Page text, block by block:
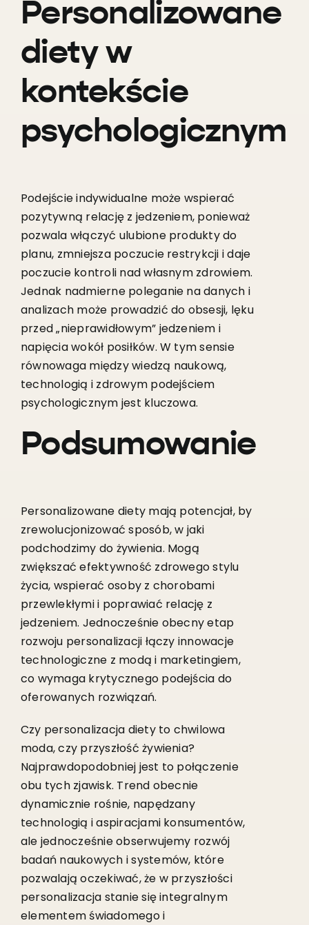
Personalizowane
diety w
kontekście
psychologicznym
Podejście indywidualne może wspierać
pozytywną relację z jedzeniem, ponieważ
pozwala włączyć ulubione produkty do
planu, zmniejsza poczucie restrykcji i daje
poczucie kontroli nad własnym zdrowiem.
Jednak nadmierne poleganie na danych i
analizach może prowadzić do obsesji, lęku
przed „nieprawidłowym” jedzeniem i
napięcia wokół posiłków. W tym sensie
równowaga między wiedzą naukową,
technologią i zdrowym podejściem
psychologicznym jest kluczowa.
Podsumowanie
Personalizowane diety mają potencjał, by
zrewolucjonizować sposób, w jaki
podchodzimy do żywienia. Mogą
zwiększać efektywność zdrowego stylu
życia, wspierać osoby z chorobami
przewlekłymi i poprawiać relację z
jedzeniem. Jednocześnie obecny etap
rozwoju personalizacji łączy innowacje
technologiczne z modą i marketingiem,
co wymaga krytycznego podejścia do
oferowanych rozwiązań.
Czy personalizacja diety to chwilowa
moda, czy przyszłość żywienia?
Najprawdopodobniej jest to połączenie
obu tych zjawisk. Trend obecnie
dynamicznie rośnie, napędzany
technologią i aspiracjami konsumentów,
ale jednocześnie obserwujemy rozwój
badań naukowych i systemów, które
pozwalają oczekiwać, że w przyszłości
personalizacja stanie się integralnym
elementem świadomego i